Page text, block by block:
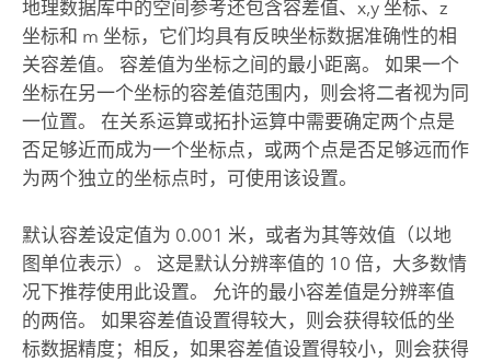
地理数据库中的空间参考还包含容差值、x,y 坐标、z
坐标和 m 坐标，它们均具有反映坐标数据准确性的相
关容差值。 容差值为坐标之间的最小距离。 如果一个
坐标在另一个坐标的容差值范围内，则会将二者视为同
一位置。 在关系运算或拓扑运算中需要确定两个点是
否足够近而成为一个坐标点，或两个点是否足够远而作
为两个独立的坐标点时，可使用该设置。
默认容差设定值为 0.001 米，或者为其等效值（以地
图单位表示）。 这是默认分辨率值的 10 倍，大多数情
况下推荐使用此设置。 允许的最小容差值是分辨率值
的两倍。 如果容差值设置得较大，则会获得较低的坐
标数据精度；相反，如果容差值设置得较小，则会获得